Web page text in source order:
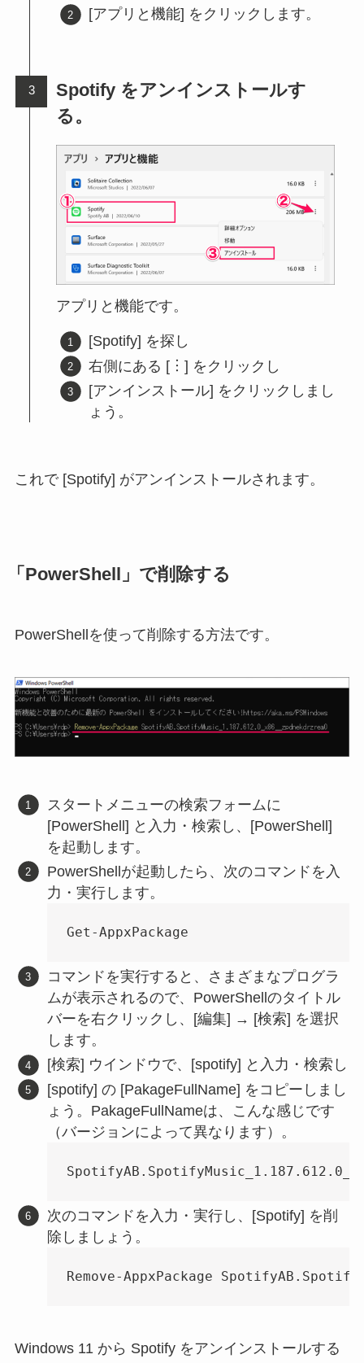
[アプリと機能] をクリックします。
Spotify をアンインストールす
る。
アプリと機能です。
[Spotify] を探し
右側にある [︙] をクリックし
[アンインストール] をクリックしまし
ょう。
これで [Spotify] がアンインストールされます。
「PowerShell」で削除する
PowerShellを使って削除する方法です。
スタートメニューの検索フォームに
[PowerShell] と入力・検索し、[PowerShell]
を起動します。
PowerShellが起動したら、次のコマンドを入
力・実行します。
Get-AppxPackage
コマンドを実行すると、さまざまなプログラ
ムが表示されるので、PowerShellのタイトル
バーを右クリックし、[編集] → [検索] を選択
します。
[検索] ウインドウで、[spotify] と入力・検索し
[spotify] の [PakageFullName] をコピーしまし
ょう。PakageFullNameは、こんな感じです
（バージョンによって異なります）。
次のコマンドを入力・実行し、[Spotify] を削
除しましょう。
Remove-AppxPackage
Windows 11 から Spotify をアンインストールする